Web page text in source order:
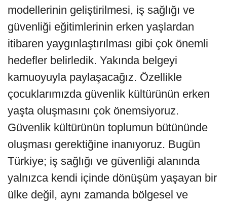
modellerinin geliştirilmesi, iş sağlığı ve
güvenliği eğitimlerinin erken yaşlardan
itibaren yaygınlaştırılması gibi çok önemli
hedefler belirledik. Yakında belgeyi
kamuoyuyla paylaşacağız. Özellikle
çocuklarımızda güvenlik kültürünün erken
yaşta oluşmasını çok önemsiyoruz.
Güvenlik kültürünün toplumun bütününde
oluşması gerektiğine inanıyoruz. Bugün
Türkiye; iş sağlığı ve güvenliği alanında
yalnızca kendi içinde dönüşüm yaşayan bir
ülke değil, aynı zamanda bölgesel ve